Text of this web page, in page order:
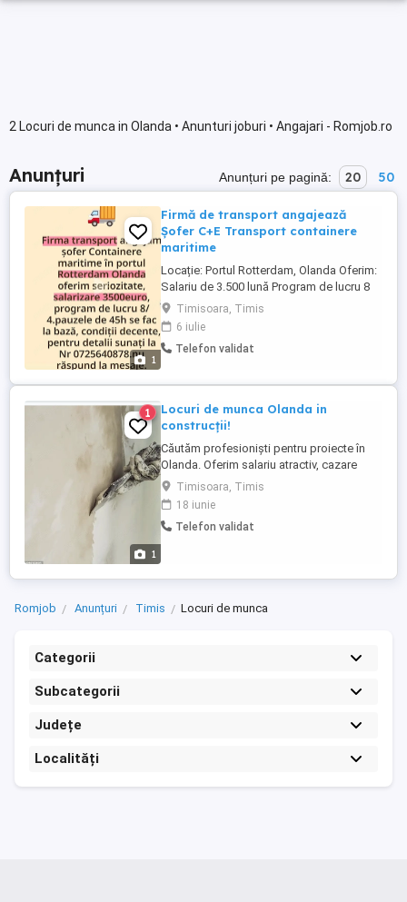
2 Locuri de munca in Olanda • Anunturi joburi • Angajari - Romjob.ro
Anunțuri Anunțuri pe pagină: 20 50
1
Firmă de transport angajează
Șofer C+E Transport containere
maritime
Locație: Portul Rotterdam, Olanda Oferim:
Salariu de 3.500 lună Program de lucru 8
săptămâni cu 4 săptămâni acasă
Repausul săptămânal de 45 de ore se
efectuează la bază, în condiții decente
Contract de muncă și colaborare pe
Pentru mai multe ...
Timisoara, Timis
6 iulie
Telefon validat
1
1
Locuri de munca Olanda in
construcții!
Căutăm profesioniști pentru proiecte în
Olanda. Oferim salariu atractiv, cazare
asigurată și suport din partea unei echipe
care îți este alături pe tot parcursul
colaborării. Posturi disponibile: 3 posturi
faianțar, 2 posturi zidar, 2 posturi gletuitori
Timisoara, Timis
18 iunie
Telefon validat
Romjob Anunțuri Timis Locuri de munca
Categorii
Subcategorii
Județe
Localități